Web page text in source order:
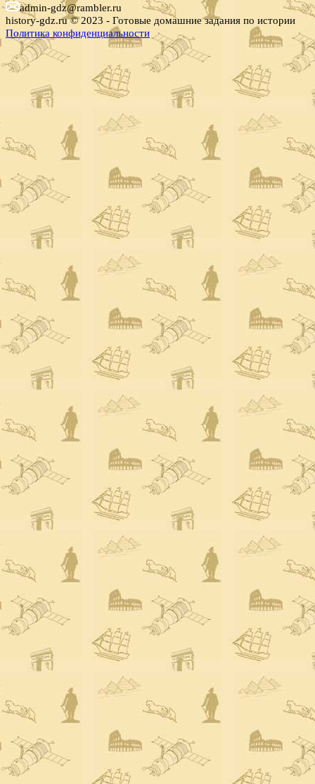
admin-gdz@rambler.ru
history-gdz.ru © 2023 - Готовые домашние задания по истории
Политика конфиденциальности